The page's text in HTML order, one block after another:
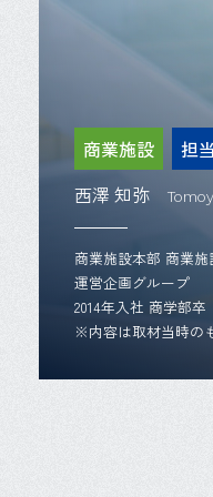
商業施設
担
西澤 知弥
商業施設本部 商業施
運営企画グループ
2014年入社 商学部卒
※内容は取材当時の